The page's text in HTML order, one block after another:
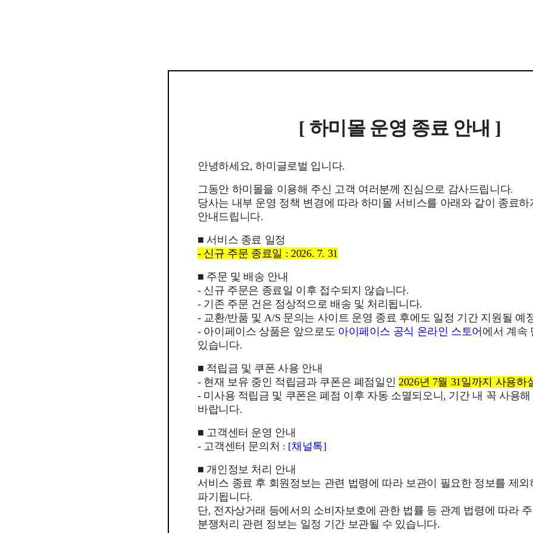
[ 하미몰 운영 종료 안내 ]
안녕하세요, 하미글로벌 입니다.
그동안 하미몰을 이용해 주신 고객 여러분께 진심으로 감사드립니다.
당사는 내부 운영 정책 변경에 따라 하미몰 서비스를 아래와 같이 종료하
안내드립니다.
■ 서비스 종료 일정
- 신규 주문 종료일 : 2026. 7. 31
■ 주문 및 배송 안내
- 신규 주문은 종료일 이후 접수되지 않습니다.
- 기존 주문 건은 정상적으로 배송 및 처리됩니다.
- 교환/반품 및 A/S 문의는 사이트 운영 종료 후에도 일정 기간 지원될 예
- 아이페이스 상품은 앞으로도 아이페이스 공식 온라인 스토어 에서 계속
있습니다.
■ 적립금 및 쿠폰 사용 안내
- 현재 보유 중인 적립금과 쿠폰은 폐점일인 2026년 7월 31일까지 사용하
- 미사용 적립금 및 쿠폰은 폐점 이후 자동 소멸되오니, 기간 내 꼭 사용해
바랍니다.
■ 고객센터 운영 안내
- 고객센터 문의처 : [채널톡]
■ 개인정보 처리 안내
서비스 종료 후 회원정보는 관련 법령에 따라 보관이 필요한 정보를 제외
파기됩니다.
단, 전자상거래 등에서의 소비자보호에 관한 법률 등 관계 법령에 따라
분쟁처리 관련 정보는 일정 기간 보관될 수 있습니다.